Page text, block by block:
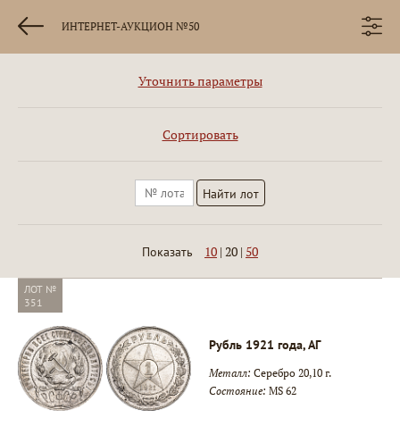
ИНТЕРНЕТ-АУКЦИОН №50
Уточнить параметры
Сортировать
Показать 10 | 20 | 50
ЛОТ №
351
Рубль 1921 года, АГ
Металл: Серебро 20,10 г.
Состояние: MS 62